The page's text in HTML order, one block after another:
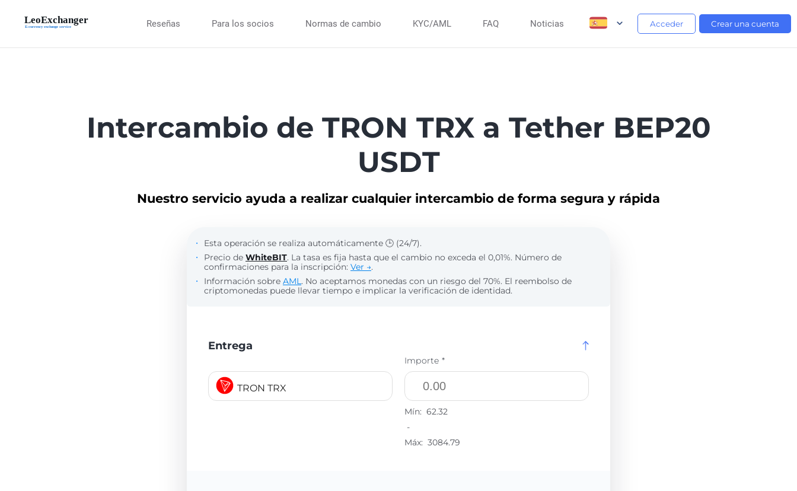
Reseñas Para los socios Normas de cambio KYC/AML FAQ Noticias Acceder Crear una cuenta
Intercambio de TRON TRX a Tether BEP20
USDT
Nuestro servicio ayuda a realizar cualquier intercambio de forma segura y rápida
Esta operación se realiza automáticamente 🕒 (24/7).
Precio de WhiteBIT. La tasa es fija hasta que el cambio no exceda el 0,01%. Número de
confirmaciones para la inscripción: Ver →.
Información sobre AML. No aceptamos monedas con un riesgo del 70%. El reembolso de
criptomonedas puede llevar tiempo e implicar la verificación de identidad.
Entrega
TRON TRX
Importe *
Mín: 62.32
-
Máx: 3084.79